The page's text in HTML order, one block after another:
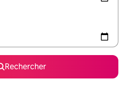
Rechercher